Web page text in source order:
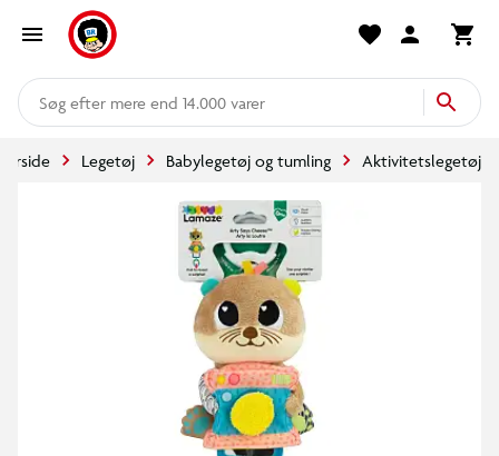
mere end 14.000 varer
Legetøj Babylegetøj og tumling Aktivitetslegetøj